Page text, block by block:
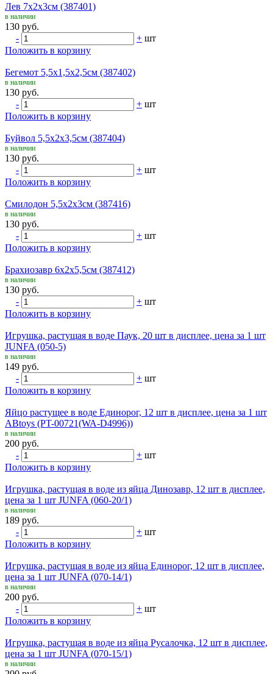
Лев 7х2х3см (387401)
в наличии
130 руб.
-
+ шт
Положить в корзину
Бегемот 5,5х1,5х2,5см (387402)
в наличии
130 руб.
-
+ шт
Положить в корзину
Буйвол 5,5х2х3,5см (387404)
в наличии
130 руб.
-
+ шт
Положить в корзину
Смилодон 5,5х2х3см (387416)
в наличии
130 руб.
-
+ шт
Положить в корзину
Брахиозавр 6х2х5,5см (387412)
в наличии
130 руб.
-
+ шт
Положить в корзину
Игрушка, растущая в воде Паук, 20 шт в дисплее, цена за 1 шт
JUNFA (050-5)
в наличии
149 руб.
-
+ шт
Положить в корзину
Яйцо растущее в воде Единорог, 12 шт в дисплее, цена за 1 шт
ABtoys (PT-00721(WA-D4996))
в наличии
200 руб.
-
+ шт
Положить в корзину
Игрушка, растущая в воде из яйца Динозавр, 12 шт в дисплее,
цена за 1 шт JUNFA (060-20/1)
в наличии
189 руб.
-
+ шт
Положить в корзину
Игрушка, растущая в воде из яйца Единорог, 12 шт в дисплее,
цена за 1 шт JUNFA (070-14/1)
в наличии
200 руб.
-
+ шт
Положить в корзину
Игрушка, растущая в воде из яйца Русалочка, 12 шт в дисплее,
цена за 1 шт JUNFA (070-15/1)
в наличии